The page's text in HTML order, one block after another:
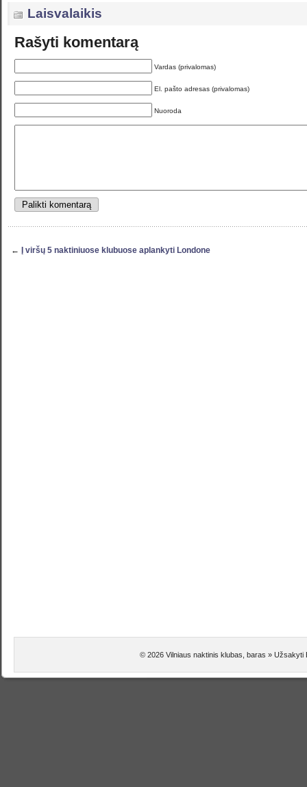
Laisvalaikis
Rašyti komentarą
Vardas (privalomas)
El. pašto adresas (privalomas)
Nuoroda
← Į viršų 5 naktiniuose klubuose aplankyti Londone
© 2026 Vilniaus naktinis klubas, baras »